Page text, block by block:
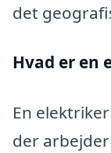
det
Hvad er en
En
der